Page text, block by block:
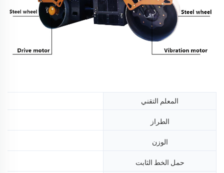
المعلم التقني
الطراز
الوزن
حمل الخط الثابت